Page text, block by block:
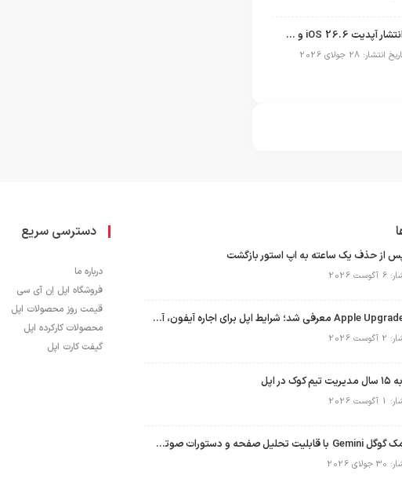
انتشار آپدیت iOS 26.6 و iPadOS 26.6
انتشار: 28 جولای 2026
پس از حذف یک ساعته به اپ استور بازگشت
2026
برنامه Apple Upgrade معرفی شد؛ شرایط اپل برای اجاره آیفون، آیپد، مک و اپل واچ
2026
اپل
2026
نسخه مک گوگل Gemini با قابلیت تحلیل صفحه و دستورات صوتی در به‌روزرسانی جدید
2026
دسترسی سریع
درباره ما
فروشگاه اپل اِن آی سی
قیمت روز محصولات اپل
محصولات کارکرده اپل
گیفت کارت اپل